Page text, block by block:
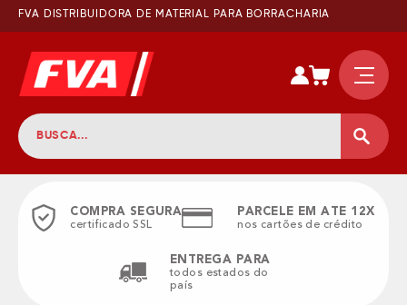
FVA DISTRIBUIDORA DE MATERIAL PARA BORRACHARIA
COMPRA SEGURA
certificado SSL
PARCELE EM ATE 12X
nos cartões de crédito
ENTREGA PARA
todos estados do
país